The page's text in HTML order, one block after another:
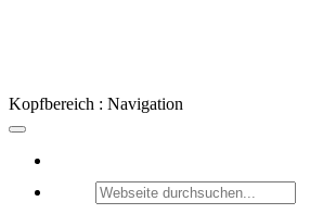
Kopfbereich : Navigation